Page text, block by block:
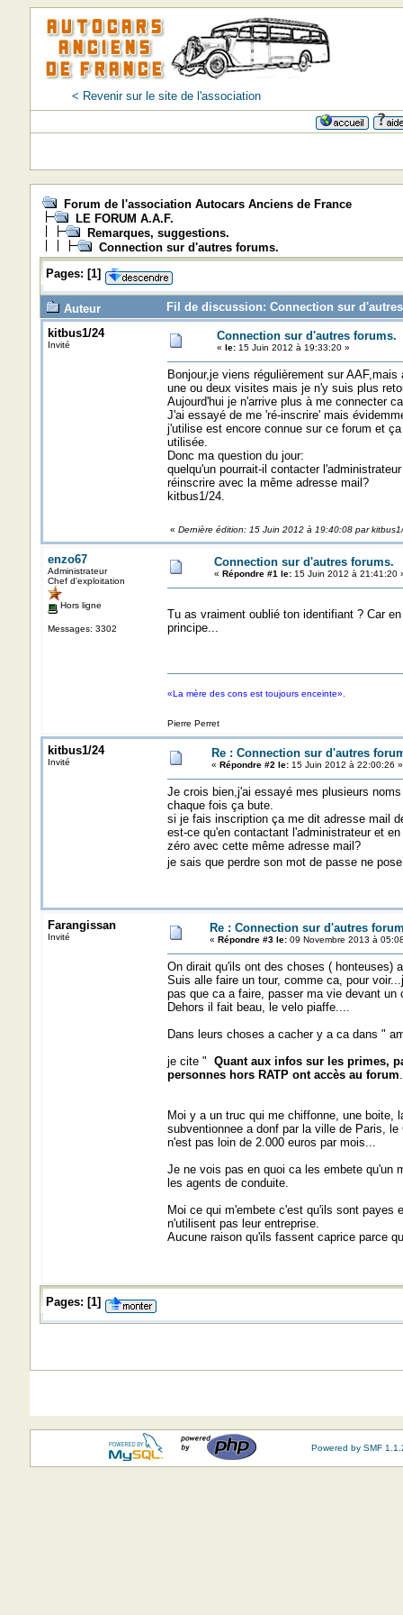
< Revenir sur le site de l'association
Forum de l'association Autocars Anciens de France
LE FORUM A.A.F.
Remarques, suggestions.
Connection sur d'autres forums.
Pages: [1]
Auteur
Fil de discussion: Connection sur
kitbus1/24
Invité
Connection sur d'autres forums.
« le:15 Juin 2012 à 19:33:20 »
Bonjour,je viens régulièrement sur
une ou deux visites mais je n'y suis plus
Aujourd'hui je n'arrive plus à me connecter
J'ai essayé de me 'ré-inscrire' mais
j'utilise est encore connue sur ce forum et
utilisée.
Donc ma question du jour:
quelqu'un pourrait-il contacter
réinscrire avec la même adresse mail?
kitbus1/24.
« Dernière édition: 15 Juin 2012 à 19:40:08 par
enzo67
Administrateur
Chef d'exploitation
Hors ligne
Messages: 3302
Connection sur d'autres forums.
« Répondre #1 le:15 Juin 2012 à 21:41:20
Tu as vraiment oublié ton identifiant ? Car
principe...
«La mère des cons est toujours enceinte».
Pierre Perret
kitbus1/24
Invité
Re : Connection sur d'autres
« Répondre #2 le:15 Juin 2012 à 22:00:26 »
Je crois bien,j'ai essayé mes plusieurs
chaque fois ça bute.
si je fais inscription ça me dit adresse mail
est-ce qu'en contactant l'administrateur et
zéro avec cette même adresse mail?
je sais que perdre son mot de passe ne
Farangissan
Invité
Re : Connection sur d'autres
« Répondre #3 le:09 Novembre 2013 à
On dirait qu'ils ont des choses ( honteuses)
Suis alle faire un tour, comme ca, pour
pas que ca a faire, passer ma vie devant un
Dehors il fait beau, le velo piaffe....
Dans leurs choses a cacher y a ca dans "
je cite " Quant aux infos sur les primes,
personnes hors RATP ont accès au forum
Moi y a un truc qui me chiffonne, une boite,
subventionnee a donf par la ville de Paris,
n'est pas loin de 2.000 euros par mois...
Je ne vois pas en quoi ca les embete qu'un
les agents de conduite.
Moi ce qui m'embete c'est qu'ils sont
n'utilisent pas leur entreprise.
Aucune raison qu'ils fassent caprice parce
Pages: [1]
Powered by SMF